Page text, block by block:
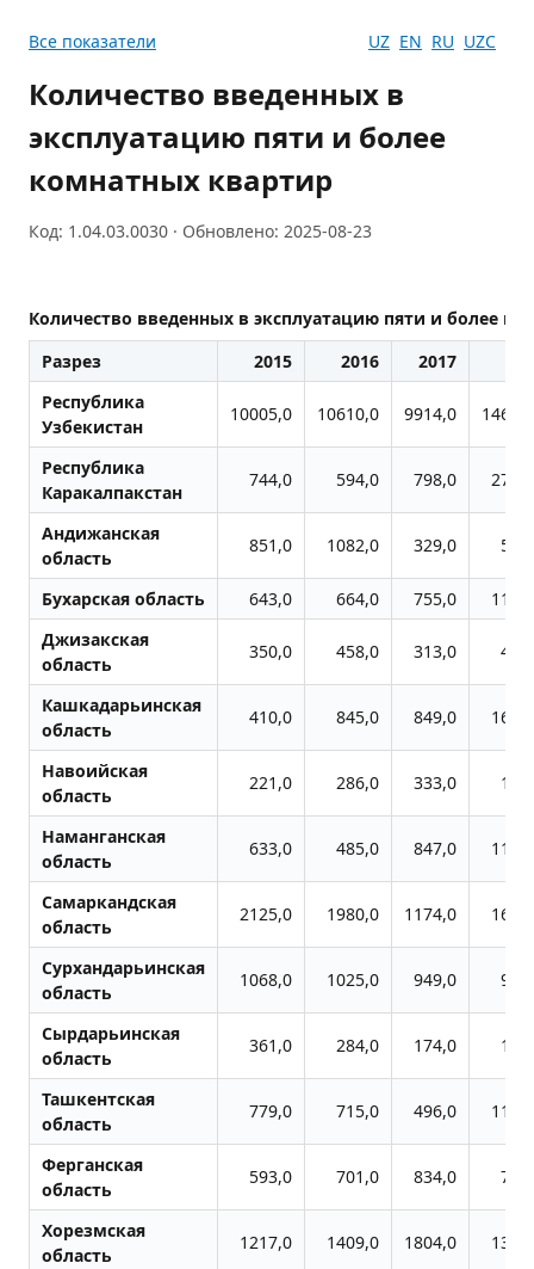
Все показатели UZ EN RU UZC
Количество введенных в
эксплуатацию пяти и более
комнатных квартир
Код: 1.04.03.0030 · Обновлено: 2025-08-23
Количество введенных в эксплуатацию пяти и более
Разрез
2015 2016 2017
Республика
Узбекистан
10005,0 10610,0 9914,0
Республика
Каракалпакстан
744,0 594,0 798,0
Андижанская
область
851,0 1082,0 329,0
Бухарская область 643,0 664,0 755,0
Джизакская
область
350,0 458,0 313,0
Кашкадарьинская
область
410,0 845,0 849,0
Навоийская
область
221,0 286,0 333,0
Наманганская
область
633,0 485,0 847,0
Самаркандская
область
2125,0 1980,0 1174,0
Сурхандарьинская
область
1068,0 1025,0 949,0
Сырдарьинская
область
361,0 284,0 174,0
Ташкентская
область
779,0 715,0 496,0
Ферганская
область
593,0 701,0 834,0
Хорезмская
область
1217,0 1409,0 1804,0